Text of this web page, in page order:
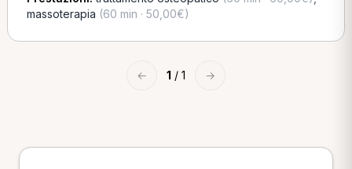
massoterapia (60 min · 50,00€)
← 1 / 1 →